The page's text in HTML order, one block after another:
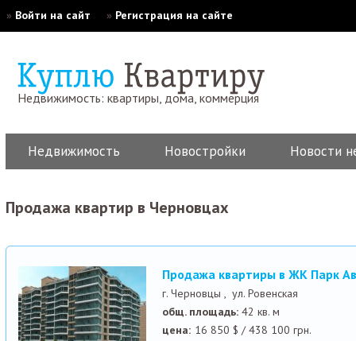
» Войти на сайт » Регистрация на сайте
Недвижимость: квартиры, дома, коммерция
Недвижимость Новостройки Новости
Продажа квартир в Черновцах
Продажа квартиры в ЖК Парк
г. Черновцы , ул. Ровенская
общ. площадь: 42 кв. м
цена: 16 850 $ /438 100 грн.